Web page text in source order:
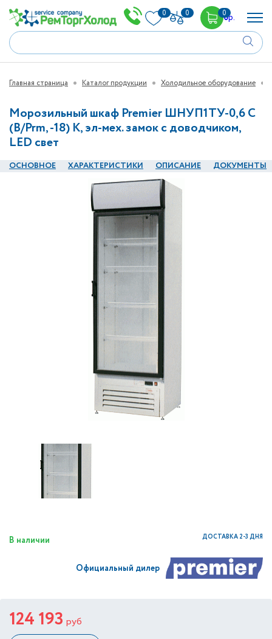
0 0 00р.
Главная страница Каталог продукции Холодильное оборудование
Морозильный шкаф Premier ШНУП1ТУ-0,6 С
(В/Prm, -18) К, эл-мех. замок с доводчиком,
LED свет
ОСНОВНОЕ ХАРАКТЕРИСТИКИ ОПИСАНИЕ ДОКУМЕНТЫ
В наличии ДОСТАВКА 2-3 ДНЯ
Официальный дилер
124 193 руб